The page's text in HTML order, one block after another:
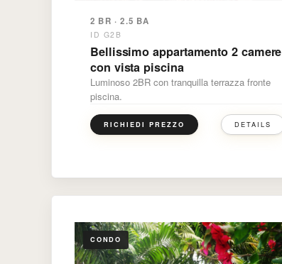
2 BR · 2.5 BA
ID G2B
Bellissimo appartamento 2 camere
con vista piscina
Luminoso 2BR con tranquilla terrazza fronte
piscina.
RICHIEDI PREZZO DETAILS
CONDO